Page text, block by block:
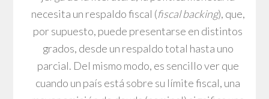
necesita un respaldo fiscal (fiscal backing), que,
por supuesto, puede presentarse en distintos
grados, desde un respaldo total hasta uno
parcial. Del mismo modo, es sencillo ver que
cuando un país está sobre su límite fiscal, una